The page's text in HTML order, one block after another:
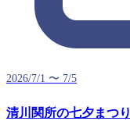
2026/7/1 〜 7/5
清川関所の七夕まつり